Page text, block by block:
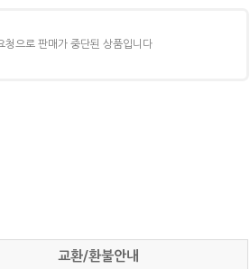
청으로 판매가 중단된 상품입니다
교환/환불안내